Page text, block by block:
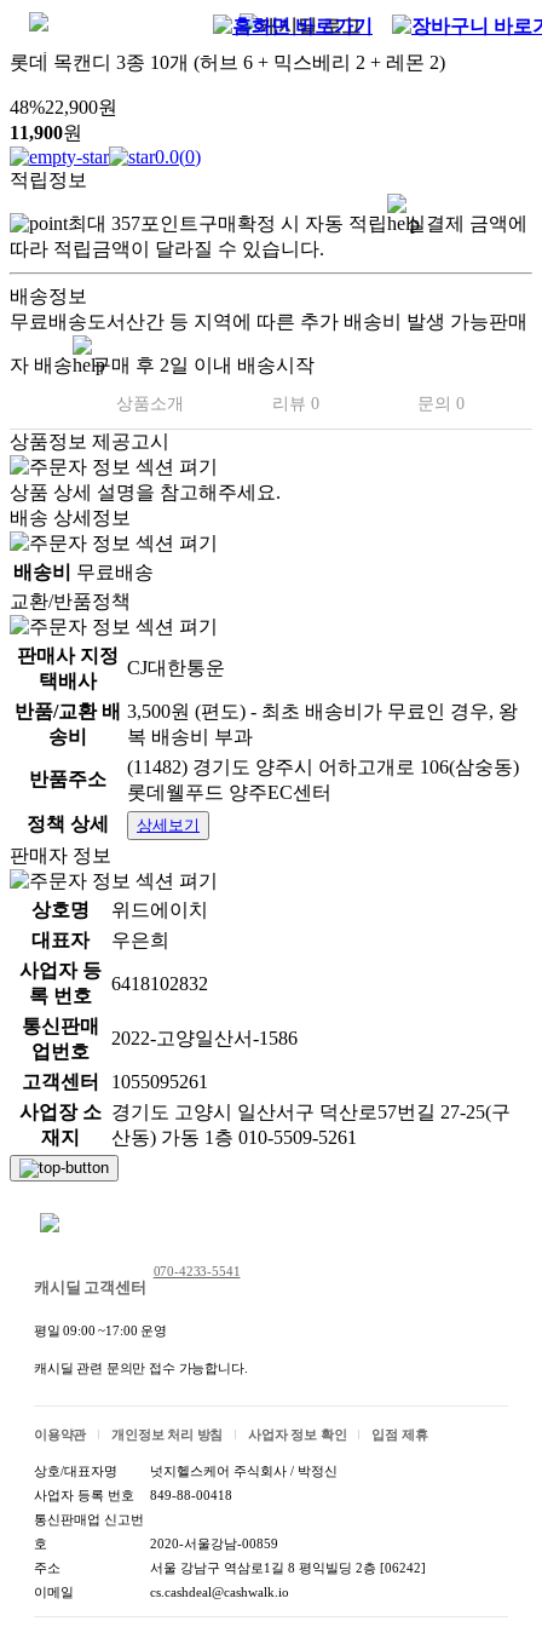
롯데 목캔디 3종 10개 (허브 6 + 믹스베리 2 + 레몬 2)
48%22,900원
11,900원
0.0(0)
적립정보
최대 357포인트구매확정 시 자동 적립
실결제 금액에
따라 적립금액이 달라질 수 있습니다.
배송정보
무료배송도서산간 등 지역에 따른 추가 배송비 발생 가능판매
자 배송 구매 후 2일 이내 배송시작
상품소개 리뷰 0 문의 0
상품정보 제공고시
상품 상세 설명을 참고해주세요.
배송 상세정보
배송비
무료배송
교환/반품정책
판매사 지정
택배사
CJ대한통운
반품/교환 배
송비
3,500원 (편도) - 최초 배송비가 무료인 경우, 왕
복 배송비 부과
반품주소
(11482) 경기도 양주시 어하고개로 106(삼숭동)
롯데웰푸드 양주EC센터
정책 상세
상세보기
판매자 정보
상호명
위드에이치
대표자
우은희
사업자 등
록 번호
6418102832
통신판매
업번호
2022-고양일산서-1586
고객센터
1055095261
사업장 소
재지
경기도 고양시 일산서구 덕산로57번길 27-25(구
산동) 가동 1층 010-5509-5261
캐시딜 고객센터
070-4233-5541
평일 09:00 ~17:00 운영
캐시딜 관련 문의만 접수 가능합니다.
이용약관 개인정보 처리 방침 사업자 정보 확인 입점 제휴
상호/대표자명
넛지헬스케어 주식회사 / 박정신
사업자 등록 번호
849-88-00418
통신판매업 신고번
호
2020-서울강남-00859
주소
서울 강남구 역삼로1길 8 평익빌딩 2층 [06242]
이메일
cs.cashdeal@cashwalk.io